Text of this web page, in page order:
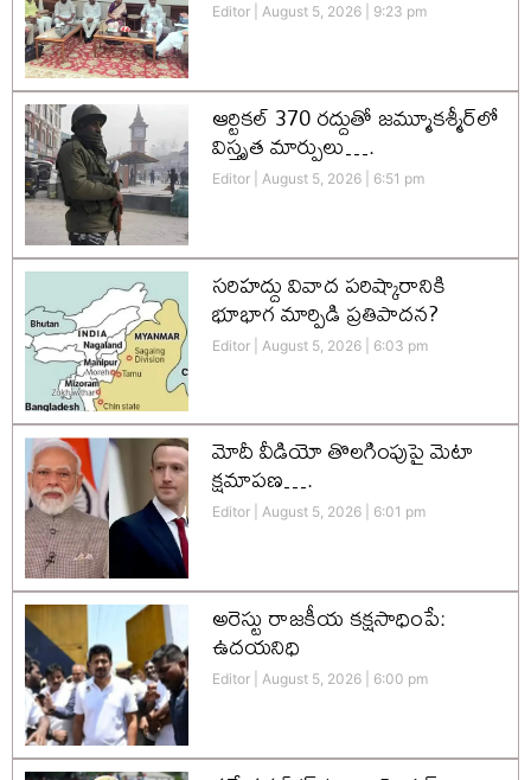
Editor August 5, 2026 9:23 pm
ఆర్టికల్ 370 రద్దుతో జమ్మూకశ్మీర్‌లో
విస్తృత మార్పులు….
Editor August 5, 2026 6:51 pm
సరిహద్దు వివాద పరిష్కారానికి
భూభాగ మార్పిడి ప్రతిపాదన?
Editor August 5, 2026 6:03 pm
మోదీ వీడియో తొలగింపుపై మెటా
క్షమాపణ….
Editor August 5, 2026 6:01 pm
అరెస్టు రాజకీయ కక్షసాధింపే:
ఉదయనిధి
Editor August 5, 2026 6:00 pm